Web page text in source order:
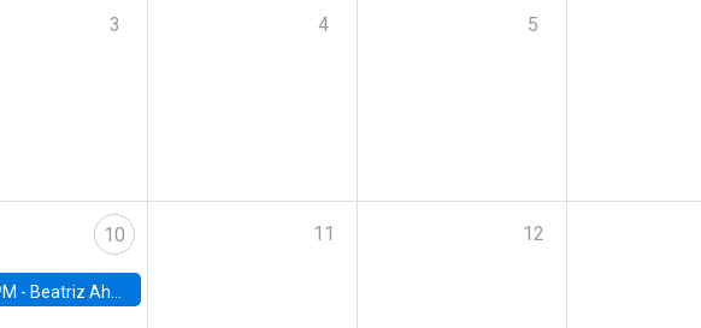
3 4 5
10
- Beatriz Ahumada, PhD candidate, Universidad de Pittsburgh
11 12